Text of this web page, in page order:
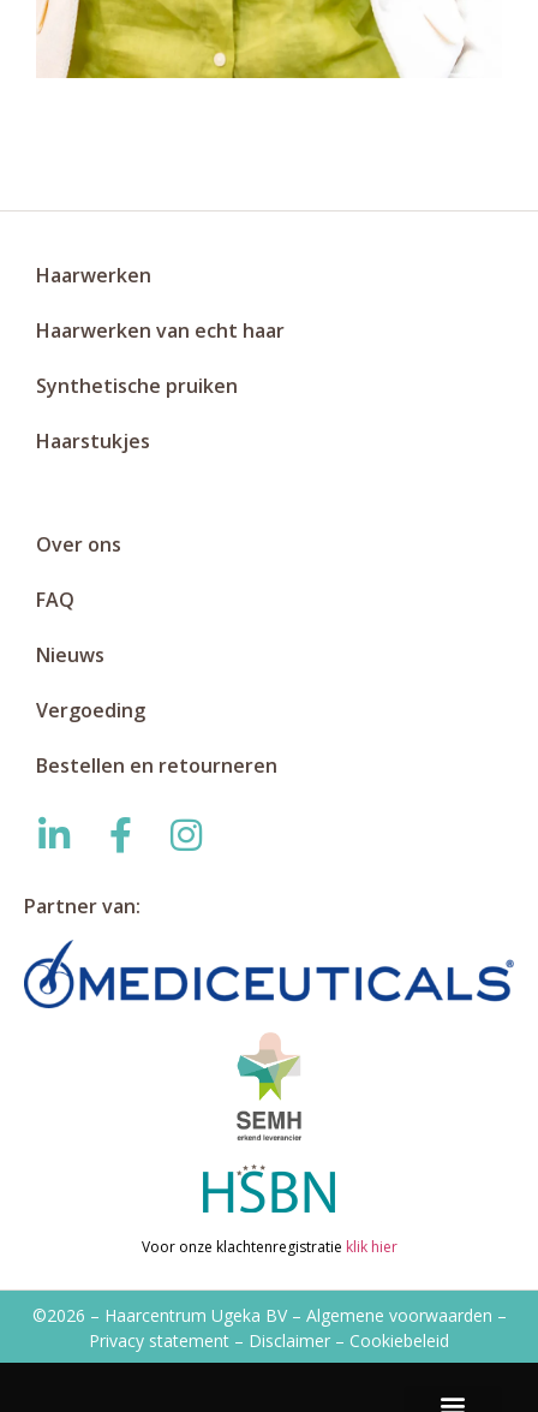
Haarwerken
Haarwerken van echt haar
Synthetische pruiken
Haarstukjes
Over ons
FAQ
Nieuws
Vergoeding
Bestellen en retourneren
Partner van:
Voor onze klachtenregistratie klik hier
©2026 – Haarcentrum Ugeka BV – Algemene voorwaarden –
Privacy statement – Disclaimer – Cookiebeleid